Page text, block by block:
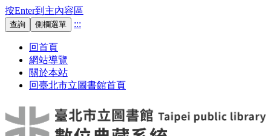
按Enter到主內容區
查詢 側欄選單 :::
回首頁
網站導覽
關於本站
回臺北市立圖書館首頁